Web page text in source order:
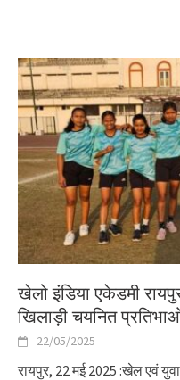
खेलो इंडिया एकेडमी
खिलाड़ी चयनित
22/05/2025
रायपुर, 22 मई 2025 :खेल एवं